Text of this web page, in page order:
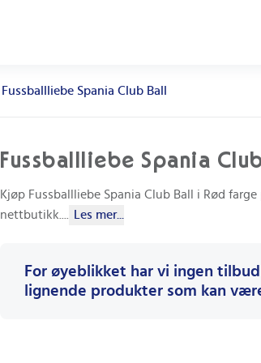
Fussballliebe Spania Club Ball
Fussballliebe Spania Club
Kjøp Fussballliebe Spania Club Ball i Rød
nettbutikk.
Les mer...
For øyeblikket har vi ingen
lignende produkter som kan